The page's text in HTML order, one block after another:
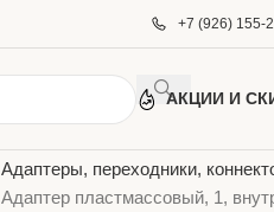
+7 (926) 155-
АКЦИИ И
Адаптеры, переходники,
Адаптер пластмассовый, 1,